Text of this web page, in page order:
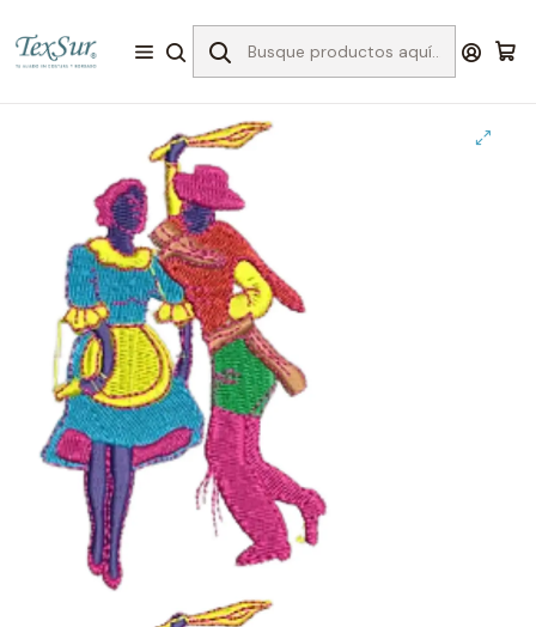
Bordado Matrices
Fiestas Patrias
Matriz fiestas patrias #10 bandera c/dorado